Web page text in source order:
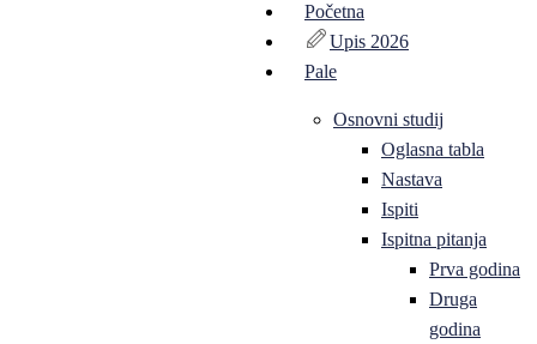
Početna
Upis 2026
Pale
Osnovni studij
Oglasna tabla
Nastava
Ispiti
Ispitna pitanja
Prva godina
Druga
godina